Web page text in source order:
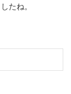
たね。